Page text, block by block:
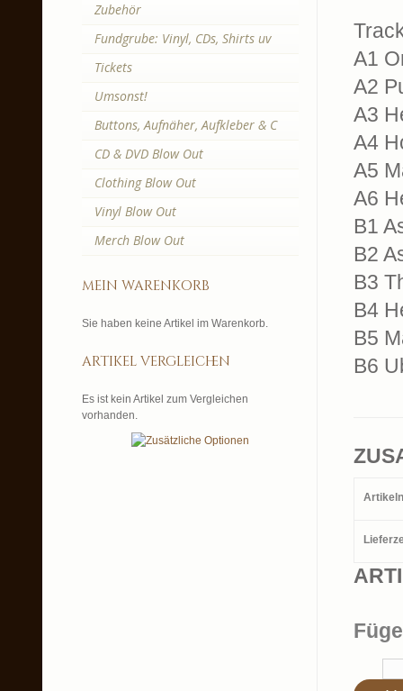
A1
A2
A3
A4
A5
A6
B1
B2
B3
B4
B5
B6
Zubehör
Fundgrube: Vinyl, CDs, Shirts uv
Tickets
Umsonst!
Buttons, Aufnäher, Aufkleber & C
CD & DVD Blow Out
Clothing Blow Out
Vinyl Blow Out
Merch Blow Out
mein warenkorb
Sie haben keine Artikel im Warenkorb.
artikel vergleichen
Es ist kein Artikel zum Vergleichen
vorhanden.